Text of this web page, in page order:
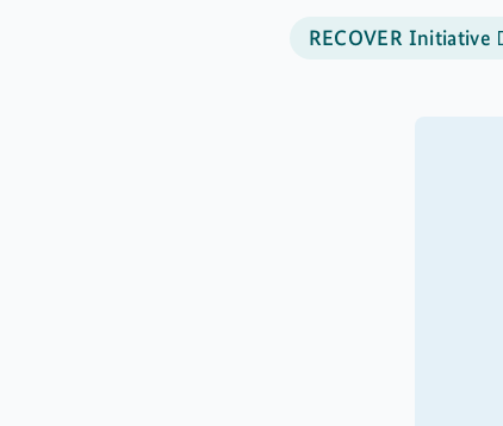
RECOVER Initiative